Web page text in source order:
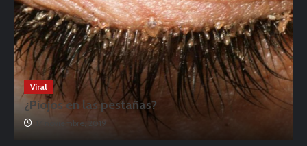
Viral
¿Piojos en las pestañas?
17 noviembre, 2019